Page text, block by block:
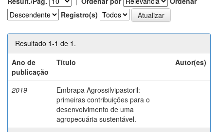
Registro(s)
Resultado 1-1 de 1.
Ano de
publicação
Título Autor(es)
2019
Embrapa Agrossilvipastoril:
primeiras contribuições para o
desenvolvimento de uma
agropecuária sustentável.
-